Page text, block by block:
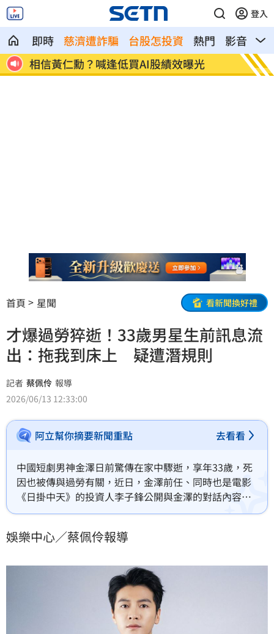
登入
即時 慈濟遭詐騙 台股怎投資 熱門 影音
熱
兒女蝸居！澎湖13孩母返家父無消息
116%
首頁 星聞 看新聞換好禮
才爆過勞猝逝！33歲男星生前訊息流
出：拖我到床上 疑遭潛規則
記者 蔡佩伶 報導
2026/06/13 12:33:00
阿立幫你摘要新聞重點 去看看
中國短劇男神金澤日前驚傳在家中驟逝，享年33歲，死
因也被傳與過勞有關，近日，金澤前任、同時也是電影
《日掛中天》的投資人李子鋒公開與金澤的對話內容，
曝光金澤生前疑似遭遇潛規則的內幕，引起眾人討論。
娛樂中心／蔡佩伶報導